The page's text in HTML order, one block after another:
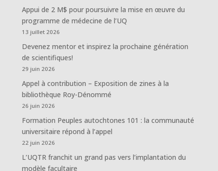
Appui de 2 M$ pour poursuivre la mise en œuvre du
programme de médecine de l’UQ
13 juillet 2026
Devenez mentor et inspirez la prochaine génération
de scientifiques!
29 juin 2026
Appel à contribution – Exposition de zines à la
bibliothèque Roy-Dénommé
26 juin 2026
Formation Peuples autochtones 101 : la communauté
universitaire répond à l’appel
22 juin 2026
L’UQTR franchit un grand pas vers l’implantation du
modèle facultaire